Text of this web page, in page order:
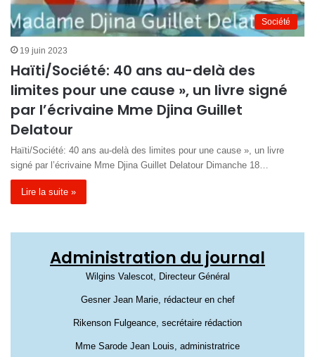
Société
19 juin 2023
Haïti/Société: 40 ans au-delà des
limites pour une cause », un livre signé
par l’écrivaine Mme Djina Guillet
Delatour
Haïti/Société: 40 ans au-delà des limites pour une cause », un livre
signé par l’écrivaine Mme Djina Guillet Delatour Dimanche 18…
Lire la suite »
Administration du journal
Wilgins Valescot, Directeur Général
Gesner Jean Marie, rédacteur en chef
Rikenson Fulgeance, secrétaire rédaction
Mme Sarode Jean Louis, administratrice